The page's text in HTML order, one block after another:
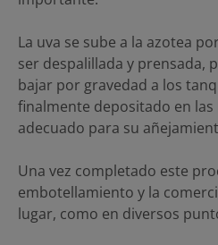
La uva se sube a la azotea
ser despalillada y prensada,
bajar por gravedad a los
finalmente depositado en
adecuado para su
Una vez completado este
embotellamiento y la
lugar, como en diversos